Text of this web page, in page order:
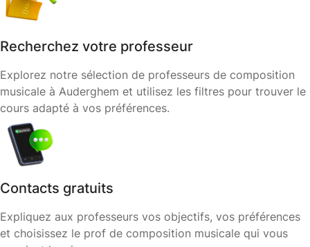
Recherchez votre professeur
Explorez notre sélection de professeurs de composition
musicale à Auderghem et utilisez les filtres pour trouver le
cours adapté à vos préférences.
Contacts gratuits
Expliquez aux professeurs vos objectifs, vos préférences
et choisissez le prof de composition musicale qui vous